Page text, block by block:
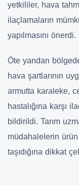
yetkililer, hava
ilaçlamaların
yapılmasını önerdi.
Öte yandan
hava şartlarının
armutta karaleke,
hastalığına karşı
bildirildi. Tarım
müdahalelerin
taşıdığına dikkat